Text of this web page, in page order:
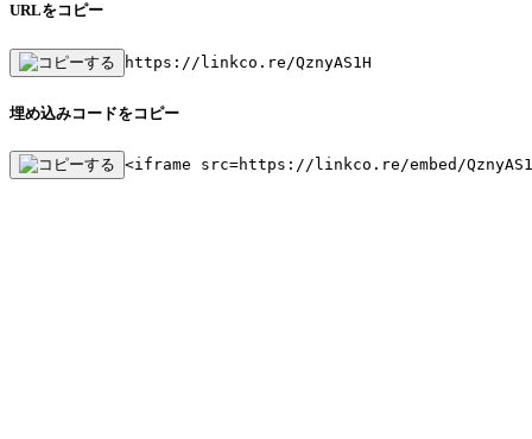
URLをコピー
https://linkco.re/QznyAS1H
埋め込みコードをコピー
<iframe src=https://linkco.re/embed/